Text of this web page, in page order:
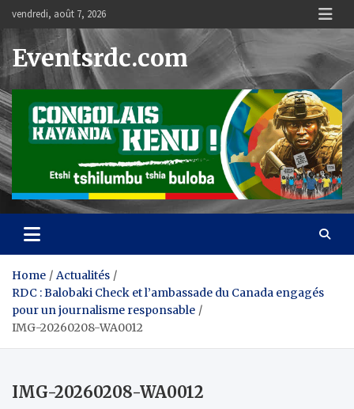
content
vendredi, août 7, 2026
Eventsrdc.com
Home
Actualités
RDC : Balobaki Check et l’ambassade du Canada engagés
pour un journalisme responsable
IMG-20260208-WA0012
IMG-20260208-WA0012